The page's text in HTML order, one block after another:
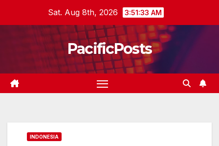
Sat. Aug 8th, 2026 3:51:34 AM
PacificPosts
INDONESIA